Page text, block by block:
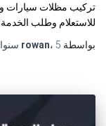
تركيب مظلات سيارات و
للاستعلام وطلب الخدمة
بواسطة
rowan، 5 سنوات